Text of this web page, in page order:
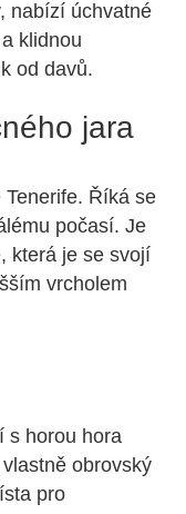
nabízí úchvatné
klidnou
od davů.
jara
Říká se
počasí. Je
která je se svojí
vrcholem
s horou hora
obrovský
pro